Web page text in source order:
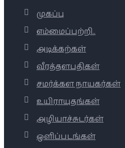
முகப்பு
எம்மைப்பற்றி..
அடிக்கற்கள்
வீரத்தளபதிகள்
சமர்க்கள நாயகர்கள்
உயிராயுதங்கள்
அழியாச்சுடர்கள்
ஒளிப்படங்கள்